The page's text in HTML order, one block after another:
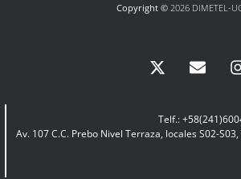
Copyright © 2026 DIMETEL-
Telf.:
Av. 107 C.C. Prebo Nivel Terraza, locales S02-